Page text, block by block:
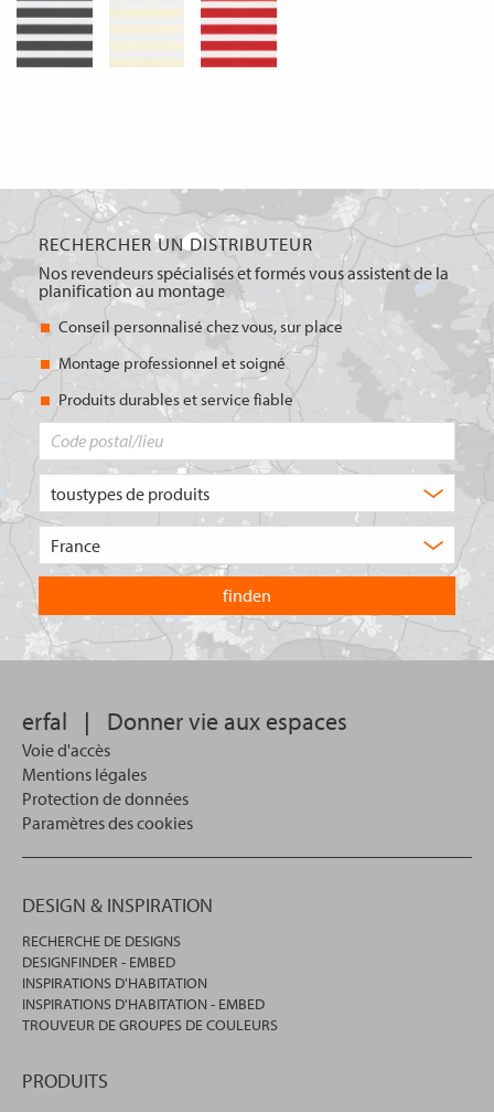
RECHERCHER UN DISTRIBUTEUR
Nos revendeurs spécialisés et formés vous assistent de la
planification au montage
Conseil personnalisé chez vous, sur place
Montage professionnel et soigné
Produits durables et service fiable
de
recherchez-
vous
?
pays
dans
lequel
vous
souhaitez
recherche.
erfal | Donner vie aux espaces
Voie d'accès
Mentions légales
Protection de données
Paramètres des cookies
DESIGN & INSPIRATION
RECHERCHE DE DESIGNS
DESIGNFINDER - EMBED
INSPIRATIONS D'HABITATION
INSPIRATIONS D'HABITATION - EMBED
TROUVEUR DE GROUPES DE COULEURS
PRODUITS